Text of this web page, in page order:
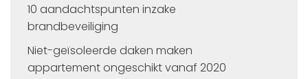
10 aandachtspunten inzake
brandbeveiliging
Niet-geïsoleerde daken maken
appartement ongeschikt vanaf 2020